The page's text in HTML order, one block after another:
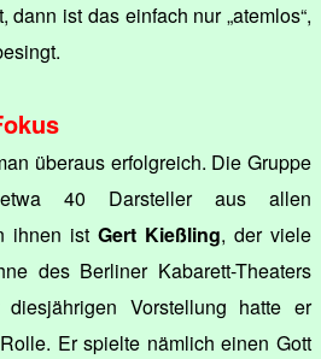
ist das einfach nur „atemlos“,
überaus erfolgreich. Die Gruppe
etwa 40 Darsteller aus allen
ihnen ist Gert Kießling, der viele
des Berliner Kabarett-Theaters
Vorstellung hatte er
Er spielte nämlich einen Gott